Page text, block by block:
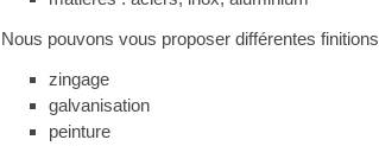
Nous pouvons vous proposer différentes
zingage
galvanisation
peinture